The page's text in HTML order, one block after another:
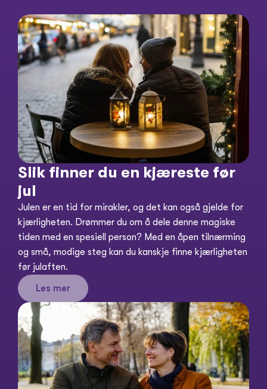
Slik finner du en kjæreste før
jul
Julen er en tid for mirakler, og det kan også gjelde for
kjærligheten. Drømmer du om å dele denne magiske
tiden med en spesiell person? Med en åpen tilnærming
og små, modige steg kan du kanskje finne kjærligheten
Les mer